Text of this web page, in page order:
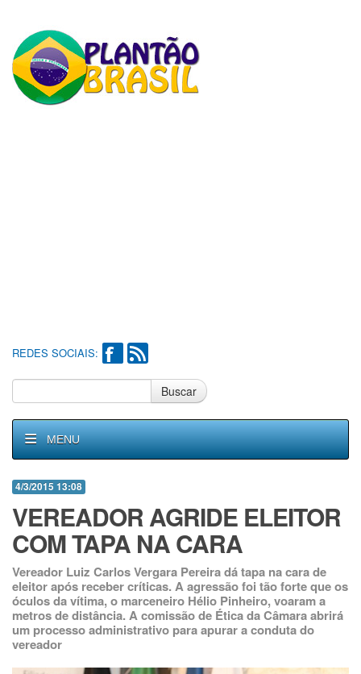
REDES SOCIAIS:
Buscar
MENU
4/3/2015 13:08
VEREADOR AGRIDE ELEITOR
COM TAPA NA CARA
Vereador Luiz Carlos Vergara Pereira dá tapa na cara de
eleitor após receber críticas. A agressão foi tão forte que os
óculos da vítima, o marceneiro Hélio Pinheiro, voaram a
metros de distância. A comissão de Ética da Câmara abrirá
um processo administrativo para apurar a conduta do
vereador